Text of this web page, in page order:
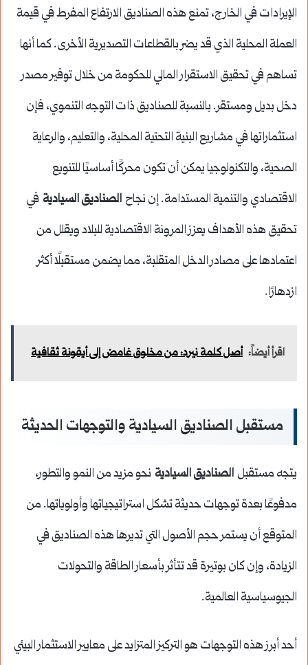
الإيرادات في الخارج، تمنع هذه الصناديق الارتفاع المفرط في قيمة
العملة المحلية الذي قد يضر بالقطاعات التصديرية الأخرى. كما أنها
تساهم في تحقيق الاستقرار المالي للحكومة من خلال توفير مصدر
دخل بديل ومستقر. بالنسبة للصناديق ذات التوجه التنموي، فإن
استثماراتها في مشاريع البنية التحتية المحلية، والتعليم، والرعاية
الصحية، والتكنولوجيا يمكن أن تكون محركًا أساسيًا للتنويع
الاقتصادي والتنمية المستدامة. إن نجاح الصناديق السيادية في
تحقيق هذه الأهداف يعزز المرونة الاقتصادية للبلاد ويقلل من
اعتمادها على مصادر الدخل المتقلبة، مما يضمن مستقبلًا أكثر
ازدهارًا.
اقرأ أيضاً: أصل كلمة نيرد: من مخلوق غامض إلى أيقونة ثقافية
مستقبل الصناديق السيادية والتوجهات الحديثة
يتجه مستقبل الصناديق السيادية نحو مزيد من النمو والتطور،
مدفوعًا بعدة توجهات حديثة تشكل استراتيجياتها وأولوياتها. من
المتوقع أن يستمر حجم الأصول التي تديرها هذه الصناديق في
الزيادة، وإن كان بوتيرة قد تتأثر بأسعار الطاقة والتحولات
الجيوسياسية العالمية.
أحد أبرز هذه التوجهات هو التركيز المتزايد على معايير الاستثمار البيئي